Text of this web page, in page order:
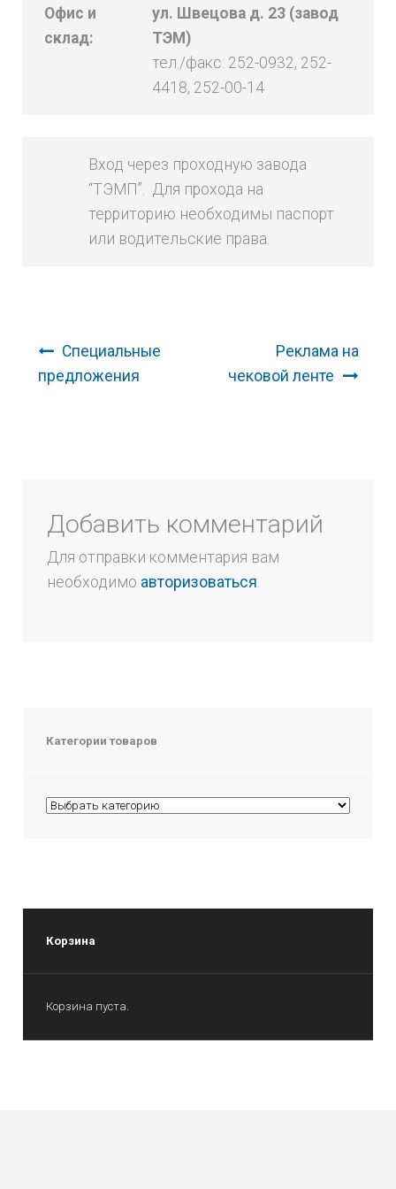
Офис и
склад:
ул. Швецова д. 23 (завод
ТЭМ)
тел./факс: 252-0932, 252-
4418, 252-00-14
Вход через проходную завода
“ТЭМП”. Для прохода на
территорию необходимы паспорт
или водительские права.
Навигация по записям
Специальные
предложения
Реклама на
чековой ленте
Добавить комментарий
Для отправки комментария вам
необходимо авторизоваться.
Категории товаров
Корзина
Корзина пуста.